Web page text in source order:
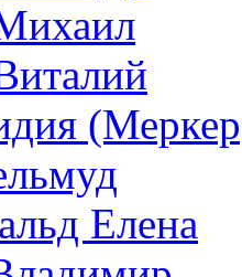
Елена